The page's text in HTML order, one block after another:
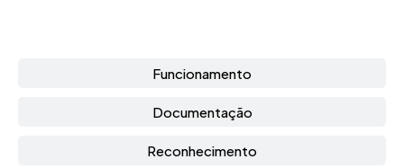
Funcionamento
Documentação
Reconhecimento